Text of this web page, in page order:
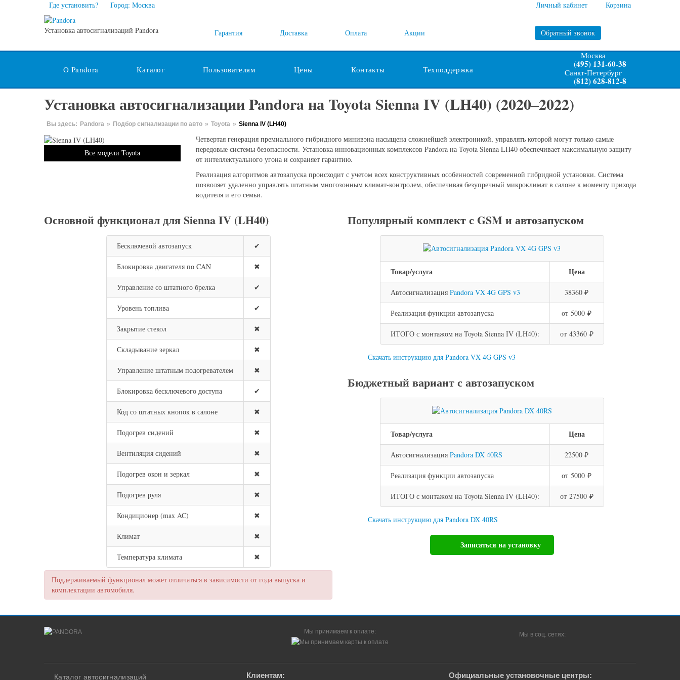
Где установить? Город: Москва Корзина
Личный кабинет
Установка автосигнализаций Pandora Гарантия Доставка Оплата Акции Обратный звонок
О Pandora Каталог Пользователям Цены Контакты Техподдержка
Москва
(495) 131-60-38
Cанкт-Петербург
(812) 628-812-8
Установка автосигнализации Pandora на Toyota Sienna IV (LH40) (2020–2022)
Вы здесь: Pandora » Подбор сигнализации по авто » Toyota » Sienna IV (LH40)
Все модели Toyota
Четвертая генерация премиального гибридного минивэна насыщена сложнейшей электроникой, управлять которой могут только самые
передовые системы безопасности. Установка инновационных комплексов Pandora на Toyota Sienna LH40 обеспечивает максимальную защиту
от интеллектуального угона и сохраняет гарантию.
Реализация алгоритмов автозапуска происходит с учетом всех конструктивных особенностей современной гибридной установки. Система
позволяет удаленно управлять штатным многозонным климат-контролем, обеспечивая безупречный микроклимат в салоне к моменту прихода
водителя и его семьи.
Основной функционал для Sienna IV (LH40)
Бесключевой автозапуск ✔
Блокировка двигателя по CAN ✖
Управление со штатного брелка ✔
Уровень топлива ✔
Закрытие стекол ✖
Складывание зеркал ✖
Управление штатным подогревателем ✖
Блокировка бесключевого доступа ✔
Код со штатных кнопок в салоне ✖
Подогрев сидений ✖
Вентиляция сидений ✖
Подогрев окон и зеркал ✖
Подогрев руля ✖
Кондиционер (max AC) ✖
Климат ✖
Температура климата ✖
Поддерживаемый функционал может отличаться в зависимости от года выпуска и
комплектации автомобиля.
Популярный комплект с GSM и автозапуском
Товар/услуга Цена
Автосигнализация Pandora VX 4G GPS v3 38360 ₽
Реализация функции автозапуска от 5000 ₽
ИТОГО с монтажом на Toyota Sienna IV (LH40): от 43360 ₽
Скачать инструкцию для Pandora VX 4G GPS v3
Бюджетный вариант с автозапуском
Товар/услуга Цена
Автосигнализация Pandora DX 40RS 22500 ₽
Реализация функции автозапуска от 5000 ₽
ИТОГО с монтажом на Toyota Sienna IV (LH40): от 27500 ₽
Скачать инструкцию для Pandora DX 40RS
Записаться на установку
Мы принимаем к оплате: Мы в соц. сетях:
Каталог автосигнализаций Клиентам: Официальные установочные центры: